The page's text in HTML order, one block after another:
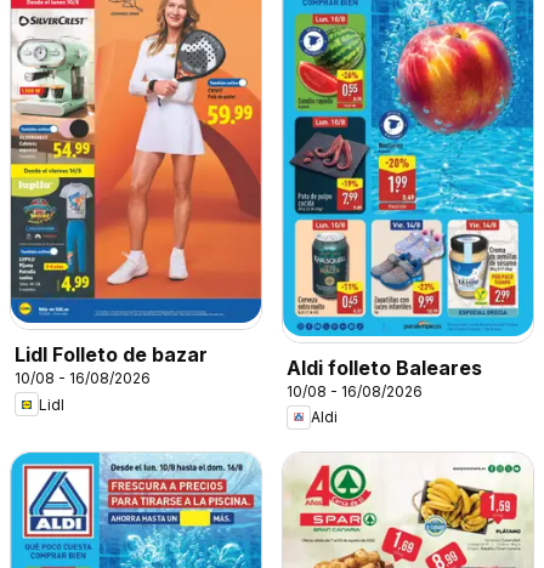
Lidl Folleto de bazar
10/08 - 16/08/2026
Lidl
Aldi folleto Baleares
10/08 - 16/08/2026
Aldi